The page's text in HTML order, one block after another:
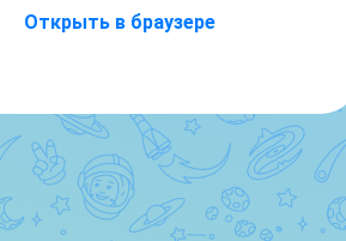
Открыть в браузере